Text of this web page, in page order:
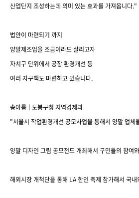
산업단지 조성하는데 의미 있는 효과를 가져옵니다."
법안이 마련되기 까지
양말제조업을 조금이라도 살리고자
자치구 단위에서 공장 환경개선 등
여러 자구책도 마련하고 있습니다.
송아름ㅣ도봉구청 지역경제과
"서울시 작업환경개선 공모사업을 통해서 양말 업체
양말 디자인 그림 공모전도 개최해서 구민들의 참여
해외시장 개척단을 통해 LA한인 축제 참가해서 국내